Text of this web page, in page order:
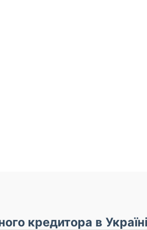
кредитора в Україні
📌 До уваги